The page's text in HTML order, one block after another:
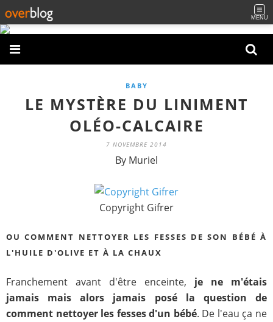
MENU
BABY
LE MYSTÈRE DU LINIMENT
OLÉO-CALCAIRE
7 NOVEMBRE 2014
By Muriel
Copyright Gifrer
OU COMMENT NETTOYER LES FESSES DE SON BÉBÉ À
L'HUILE D'OLIVE ET À LA CHAUX
Franchement avant d'être enceinte, je ne m'étais
jamais mais alors jamais posé la question de
comment nettoyer les fesses d'un bébé. De l'eau ça ne